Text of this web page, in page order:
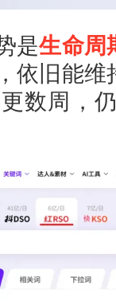
是生命周
依旧能
数周，